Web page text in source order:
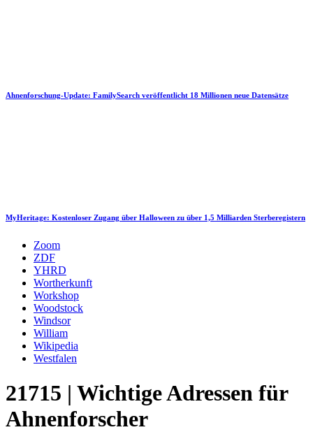
Ahnenforschung-Update: FamilySearch veröffentlicht 18 Millionen neue Datensätze
MyHeritage: Kostenloser Zugang über Halloween zu über 1,5 Milliarden Sterberegistern
Zoom
ZDF
YHRD
Wortherkunft
Workshop
Woodstock
Windsor
William
Wikipedia
Westfalen
21715 | Wichtige Adressen für
Ahnenforscher